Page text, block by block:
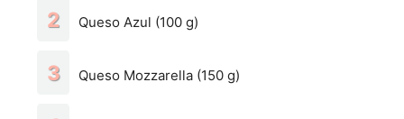
Queso Azul (100 g)
Queso Mozzarella (150 g)